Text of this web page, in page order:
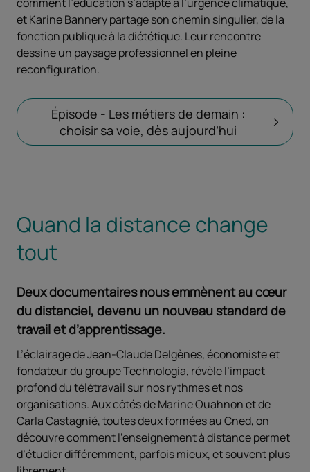
et Karine Bannery partage son chemin singulier, de la
fonction publique à la diététique. Leur rencontre
dessine un paysage professionnel en pleine
reconfiguration.
Épisode - Les métiers de demain :
choisir sa voie, dès aujourd’hui
Quand la distance change
tout
Deux documentaires nous emmènent au cœur
du distanciel, devenu un nouveau standard de
travail et d’apprentissage.
L’éclairage de Jean-Claude Delgènes, économiste et
fondateur du groupe Technologia, révèle l’impact
profond du télétravail sur nos rythmes et nos
organisations. Aux côtés de Marine Ouahnon et de
Carla Castagnié, toutes deux formées au Cned, on
découvre comment l’enseignement à distance permet
d’étudier différemment, parfois mieux, et souvent plus